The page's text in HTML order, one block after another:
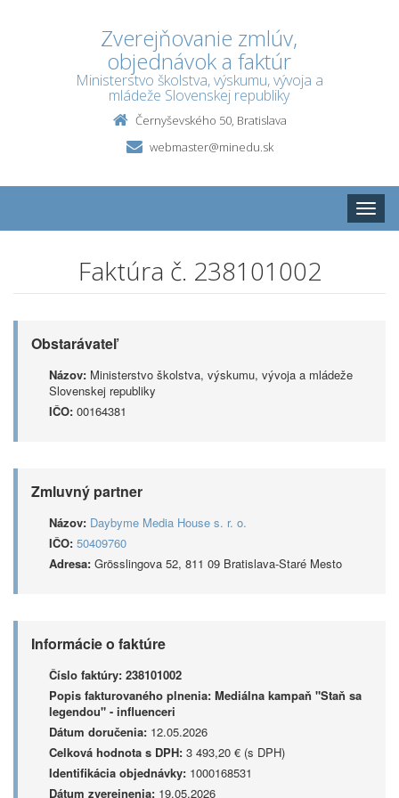
Zverejňovanie zmlúv,
objednávok a faktúr
Ministerstvo školstva, výskumu, vývoja a
mládeže Slovenskej republiky
Černyševského 50, Bratislava
webmaster@minedu.sk
Toggle
Faktúra č. 238101002
Obstarávateľ
Názov: Ministerstvo školstva, výskumu, vývoja a mládeže
Slovenskej republiky
IČO: 00164381
Zmluvný partner
Názov: Daybyme Media House s. r. o.
IČO: 50409760
Adresa: Grösslingova 52, 811 09 Bratislava-Staré Mesto
Informácie o faktúre
Číslo faktúry: 238101002
Popis fakturovaného plnenia: Mediálna kampaň "Staň sa
legendou" - influenceri
Dátum doručenia: 12.05.2026
Celková hodnota s DPH: 3 493,20 € (s DPH)
Identifikácia objednávky: 1000168531
Dátum zverejnenia: 19.05.2026